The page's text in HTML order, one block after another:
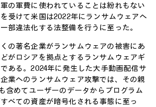
の軍費に使われていることは紛れもない
受けて米国は2022年にランサムウェアへ
部違法化する法整備を行うに至った。
の著名企業がランサムウェアの被害にあ
がロシアを拠点とするランサムウェアギ
ある。2024年に発生した大手動画配信サ
業へのランサムウェア攻撃では、その親
含めてユーザーのデータからプログラム
べての資産が暗号化される事態に至っ